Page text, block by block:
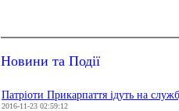
Новини та Події
Патріоти Прикарпаття ідуть на
2016-11-23 02:59:12